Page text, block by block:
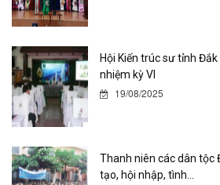
Hội Kiến trúc sư tỉnh
nhiệm kỳ VI
19/08/2025
Thanh niên các dân tộc
tạo, hội nhập, tình...